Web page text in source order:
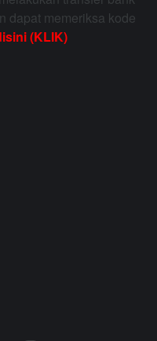
dapat memeriksa kode
(KLIK)